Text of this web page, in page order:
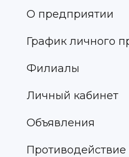
О предприятии
График личного
Филиалы
Личный кабинет
Объявления